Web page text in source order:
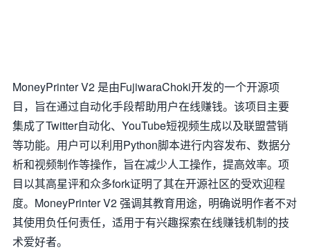
MoneyPrinter V2 是由FujiwaraChoki开发的一个开源项
目，旨在通过自动化手段帮助用户在线赚钱。该项目主要
集成了Twitter自动化、YouTube短视频生成以及联盟营销
等功能。用户可以利用Python脚本进行内容发布、数据分
析和视频制作等操作，旨在减少人工操作，提高效率。项
目以其高星评和众多fork证明了其在开源社区的受欢迎程
度。MoneyPrinter V2 强调其教育用途，明确说明作者不对
其使用负任何责任，适用于有兴趣探索在线赚钱机制的技
术爱好者。